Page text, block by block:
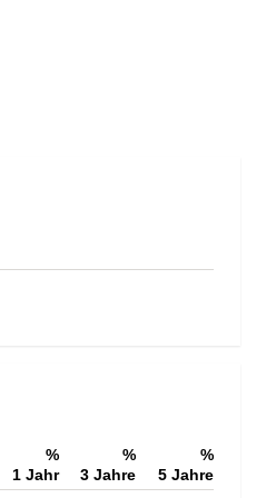
%
1 Jahr
%
3 Jahre
%
5 Jahre